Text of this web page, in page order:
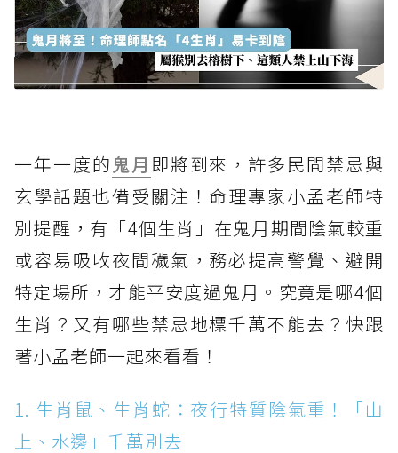
一年一度的鬼月 即將到來，許多民間禁忌與
玄學話題也備受關注！命理專家小孟老師特
別提醒，有「4個生肖」在鬼月期間陰氣較重
或容易吸收夜間穢氣，務必提高警覺、避開
特定場所，才能平安度過鬼月。究竟是哪4個
生肖？又有哪些禁忌地標千萬不能去？快跟
著小孟老師一起來看看！
1. 生肖鼠、生肖蛇：夜行特質陰氣重！「山
上、水邊」千萬別去